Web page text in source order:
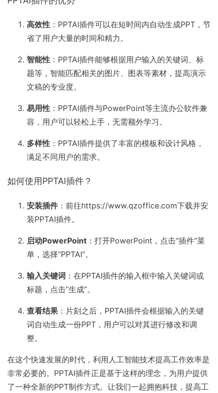
高效性 ：PPTAI插件可以在短时间内自动生成PPT，节
省了用户大量的时间和精力。
智能性 ：PPTAI插件能够根据用户输入的关键词、标
题等，智能匹配相关的图片、图表等素材，提高演示
文稿的专业度。
易用性 ：PPTAI插件与PowerPoint等主流办公软件兼
容，用户可以轻松上手，无需额外学习。
多样性 ：PPTAI插件提供了丰富的模板和设计风格，
满足不同用户的需求。
如何使用PPTAI插件？
安装插件：前往https://www.qzoffice.com下载并安
装PPTAI插件。
启动PowerPoint ：打开PowerPoint，点击“插件”菜
单，选择“PPTAI”。
输入关键词 ：在PPTAI插件的输入框中输入关键词或
标题，点击“生成”。
查看结果 ：片刻之后，PPTAI插件会根据输入的关键
词自动生成一份PPT，用户可以对其进行修改和调
整。
在这个快速发展的时代，利用人工智能技术提高工作效率是
非常必要的。PPTAI插件正是基于这样的理念，为用户提供
了一种全新的PPT制作方式。让我们一起拥抱科技，提高工